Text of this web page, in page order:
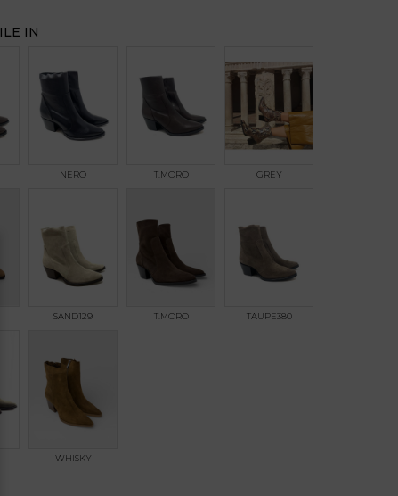
IN
NERO T.MORO GREY
SAND129 T.MORO TAUPE380
WHISKY